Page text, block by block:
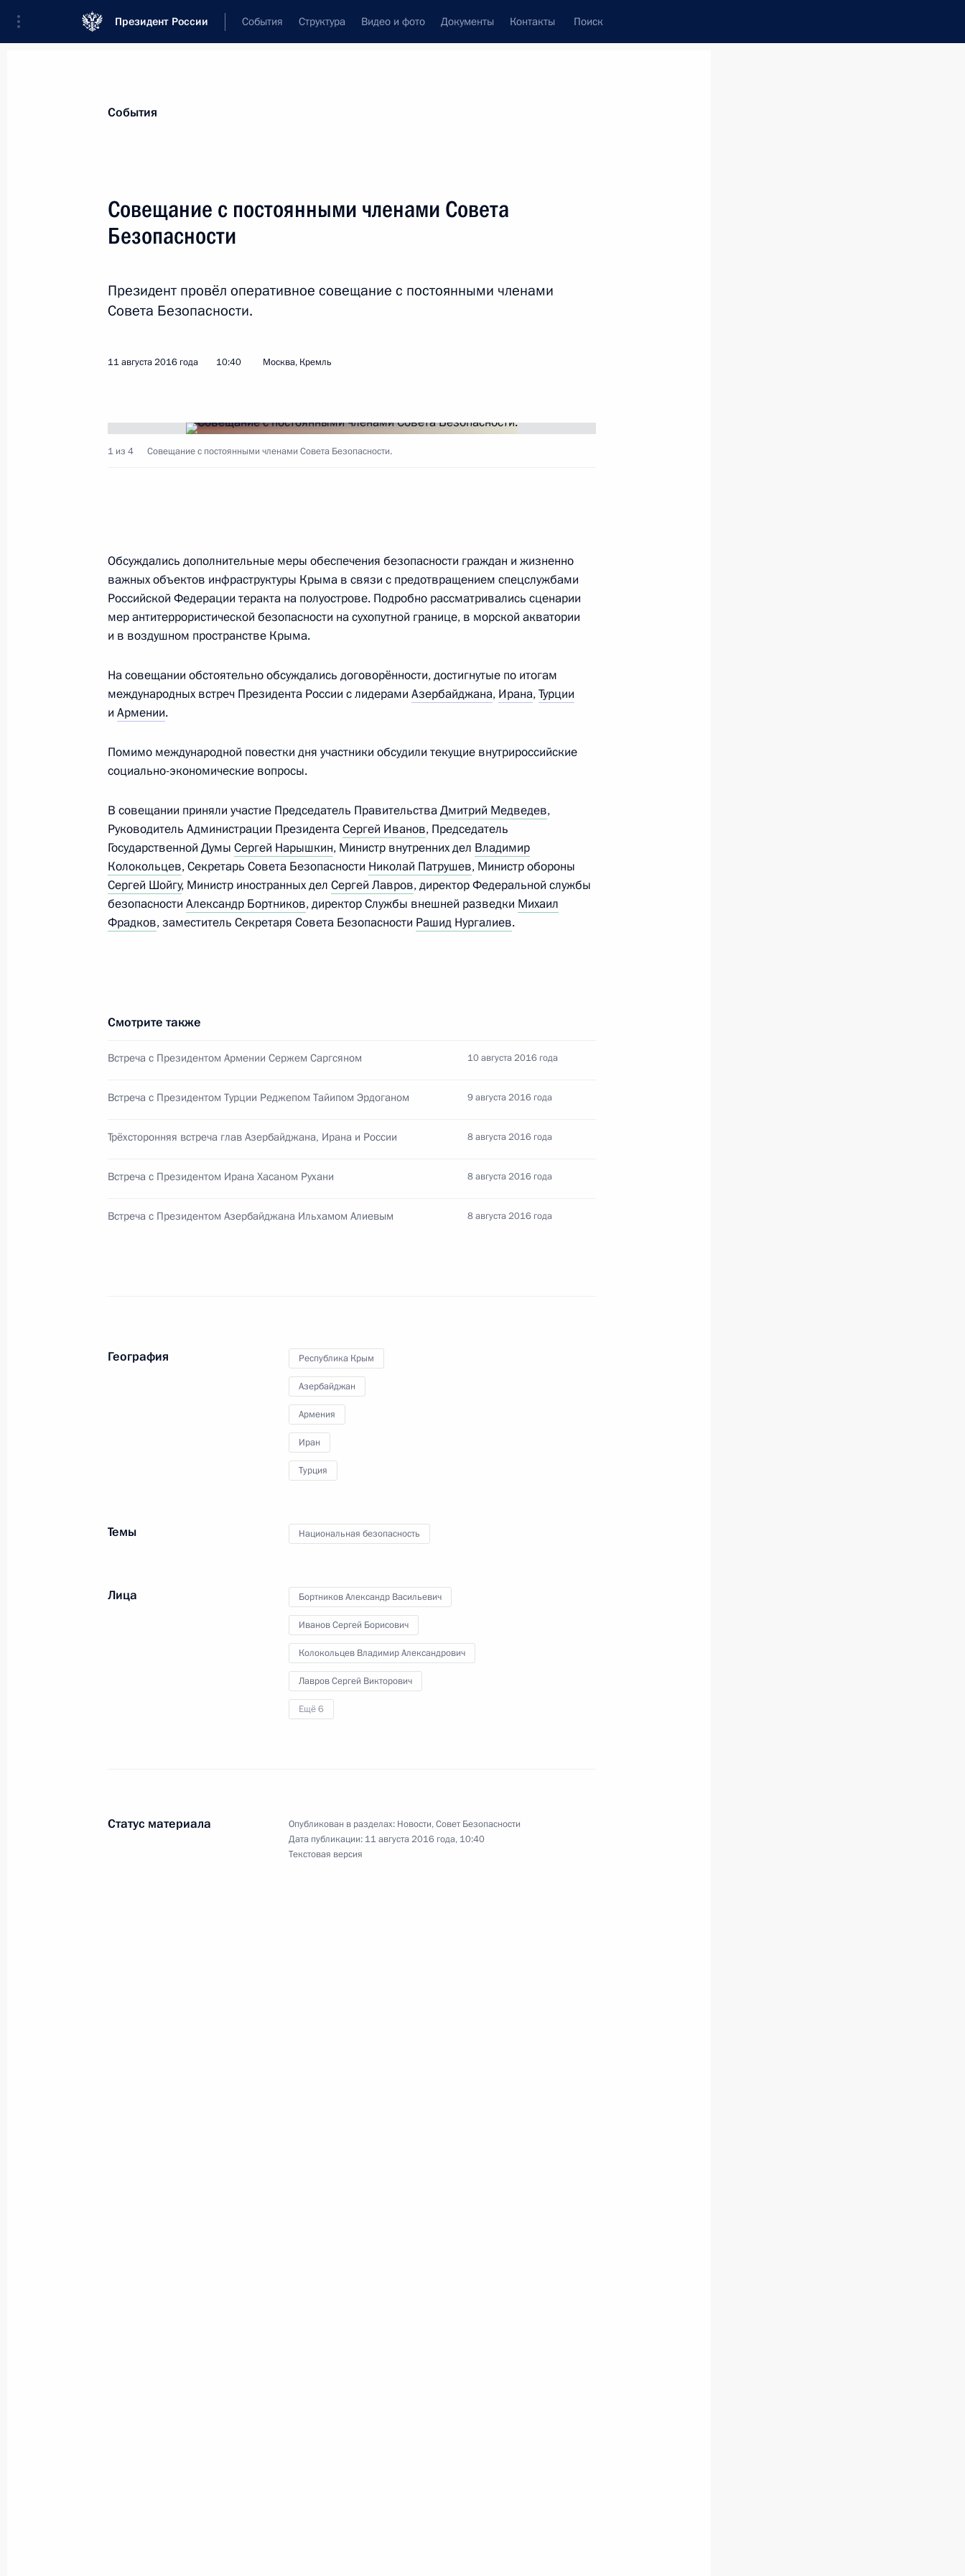
Президент России События Структура Видео и фото Документы Контакты Поиск
4 июня 2025 года, 17:30
Сергей Лавров награждён орденом Святого апостола Андрея
двадцати»
19 ноября 2024 года, 17:00
Встреча с Министром иностранных дел КНДР Цой Сон Хи
4 ноября 2024 года, 17:50
14 июня 2024 года, 13:35
Президент подписал указы о назначении членов Правительства
Российской Федерации и директоров служб
14 мая 2024 года, 21:25
Встреча с Министром иностранных дел КНДР Цой Сон Хи
Совещание с постоянными членами Совета Безопасности
2 февраля 2023 года, 20:00
Совещание по решению гуманитарных вопросов в районе
Встреча с главой МИД России Сергеем Лавровым
Встреча с Министром обороны Сергеем Шойгу и Министром
иностранных дел Сергеем Лавровым
19 декабря 2016 года, 22:45
События
Совещание с постоянными членами Совета
Безопасности
Президент провёл оперативное совещание с постоянными членами
Совета Безопасности.
11 августа 2016 года 10:40 Москва, Кремль
1 из 4 Совещание с постоянными членами Совета Безопасности.
Обсуждались дополнительные меры обеспечения безопасности граждан и жизненно
важных объектов инфраструктуры Крыма в связи с предотвращением спецслужбами
Российской Федерации теракта на полуострове. Подробно рассматривались сценарии
мер антитеррористической безопасности на сухопутной границе, в морской акватории
и в воздушном пространстве Крыма.
На совещании обстоятельно обсуждались договорённости, достигнутые по итогам
международных встреч Президента России с лидерами Азербайджана, Ирана,Турции
и Армении.
Помимо международной повестки дня участники обсудили текущие внутрироссийские
социально-экономические вопросы.
В совещании приняли участие Председатель ПравительстваДмитрий Медведев,
Руководитель Администрации ПрезидентаСергей Иванов, Председатель
Государственной Думы Сергей Нарышкин, Министр внутренних дел Владимир
Колокольцев, Секретарь Совета Безопасности Николай Патрушев, Министр обороны
Сергей Шойгу, Министр иностранных дел Сергей Лавров, директор Федеральной службы
безопасности Александр Бортников, директор Службы внешней разведки Михаил
Фрадков, заместитель Секретаря Совета Безопасности Рашид Нургалиев.
Смотрите также
Встреча с Президентом Армении Сержем Саргсяном 10 августа 2016 года
Встреча с Президентом Турции Реджепом Тайипом Эрдоганом 9 августа 2016 года
Трёхсторонняя встреча глав Азербайджана, Ирана и России 8 августа 2016 года
Встреча с Президентом Ирана Хасаном Рухани 8 августа 2016 года
Встреча с Президентом Азербайджана Ильхамом Алиевым 8 августа 2016 года
География Республика Крым
Азербайджан
Армения
Иран
Турция
Темы Национальная безопасность
Лица Бортников Александр Васильевич
Иванов Сергей Борисович
Колокольцев Владимир Александрович
Лавров Сергей Викторович
Ещё 6
Статус материала Опубликован в разделах: Новости,Совет Безопасности
Дата публикации: 11 августа 2016 года, 10:40
Текстовая версия